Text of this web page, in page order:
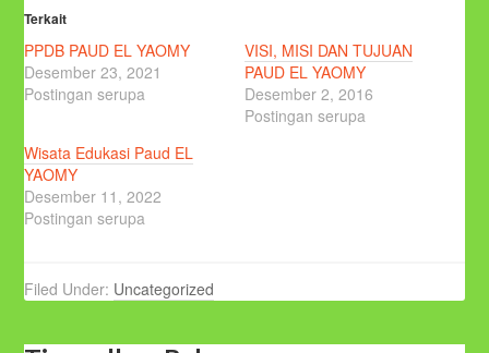
Terkait
PPDB PAUD EL YAOMY
Desember 23, 2021
Postingan serupa
VISI, MISI DAN TUJUAN
PAUD EL YAOMY
Desember 2, 2016
Postingan serupa
Wisata Edukasi Paud EL
YAOMY
Desember 11, 2022
Postingan serupa
Filed Under: Uncategorized